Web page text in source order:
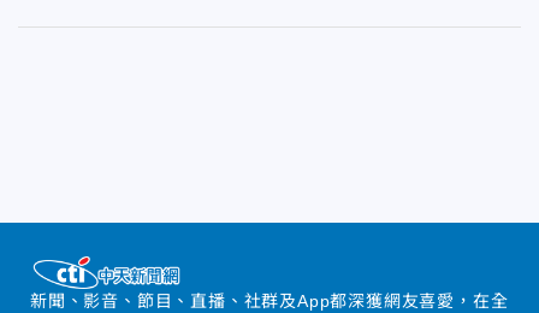
新聞、影音、節目、直播、社群及App都深獲網友喜愛，在全